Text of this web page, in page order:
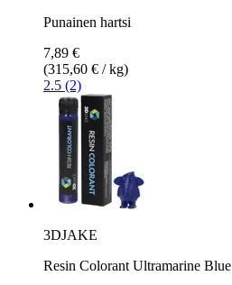
Punainen hartsi
7,89 €
(315,60 € / kg)
2.5 (2)
3DJAKE
Resin Colorant Ultramarine Blue